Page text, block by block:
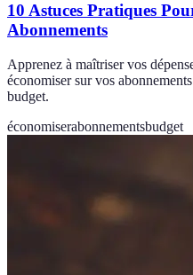
10 Astuces Pratiques
Abonnements
Apprenez à maîtriser vos
économiser sur vos
budget.
économiserabonnementsbudget